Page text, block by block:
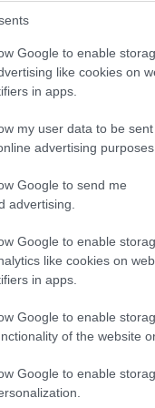
Google to enable
like cookies on
in apps.
my user data to be
advertising purposes.
Google to send me
advertising.
Google to enable
like cookies on
in apps.
Google to enable
of the website
Google to enable
WESTfu il centro
di
chiamato perché
e 2 MW di
al mondo
il controllo di
di
del passo delle
gloriosamente
di Alta Nurra
scrive ha
progetti lungo quel
del gruppo